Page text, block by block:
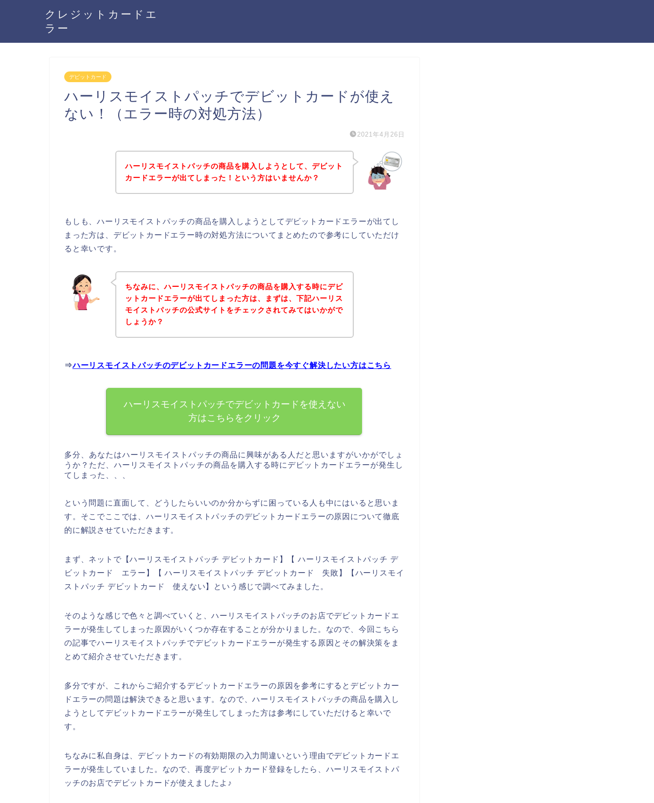
クレジットカードエ
ラー
デビットカード
ハーリスモイストパッチでデビットカードが使え
ない！（エラー時の対処方法）
2021年4月26日
ハーリスモイストパッチの商品を購入しようとして、デビット
カードエラーが出てしまった！という方はいませんか？
もしも、ハーリスモイストパッチの商品を購入しようとしてデビットカードエラーが出てし
まった方は、デビットカードエラー時の対処方法についてまとめたので参考にしていただけ
ると幸いです。
ちなみに、ハーリスモイストパッチの商品を購入する時にデビ
ットカードエラーが出てしまった方は、まずは、下記ハーリス
モイストパッチの公式サイトをチェックされてみてはいかがで
しょうか？
⇒ハーリスモイストパッチのデビットカードエラーの問題を今すぐ解決したい方はこちら
ハーリスモイストパッチでデビットカードを使えない
方はこちらをクリック
多分、あなたはハーリスモイストパッチの商品に興味がある人だと思いますがいかがでしょ
うか？ただ、ハーリスモイストパッチの商品を購入する時にデビットカードエラーが発生し
てしまった、、、
という問題に直面して、どうしたらいいのか分からずに困っている人も中にはいると思いま
す。そこでここでは、ハーリスモイストパッチのデビットカードエラーの原因について徹底
的に解説させていただきます。
まず、ネットで【ハーリスモイストパッチ デビットカード】【 ハーリスモイストパッチ デ
ビットカード エラー】【 ハーリスモイストパッチ デビットカード 失敗】【ハーリスモイ
ストパッチ デビットカード 使えない】という感じで調べてみました。
そのような感じで色々と調べていくと、ハーリスモイストパッチのお店でデビットカードエ
ラーが発生してしまった原因がいくつか存在することが分かりました。なので、今回こちら
の記事でハーリスモイストパッチでデビットカードエラーが発生する原因とその解決策をま
とめて紹介させていただきます。
多分ですが、これからご紹介するデビットカードエラーの原因を参考にするとデビットカー
ドエラーの問題は解決できると思います。なので、ハーリスモイストパッチの商品を購入し
ようとしてデビットカードエラーが発生してしまった方は参考にしていただけると幸いで
す。
ちなみに私自身は、デビットカードの有効期限の入力間違いという理由でデビットカードエ
ラーが発生していました。なので、再度デビットカード登録をしたら、ハーリスモイストパ
ッチのお店でデビットカードが使えましたよ♪